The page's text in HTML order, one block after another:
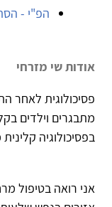
הפ"י -
אודות שי מזרחי
פסיכולוגית לאחר
מתבגרים וילדים
בפסיכולוגיה
אני רואה בטיפול